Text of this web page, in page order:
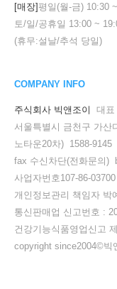
[매장]평일(월-금) 10:30 ~
토/일/공휴일 13:00 ~
(휴무:설날/추석 당일)
COMPANY INFO
주식회사 빅앤조이
대표
서울특별시 금천구 가산
노타운20차) 1588-9145
fax 수신차단(전화문의)
사업자번호107-86-03700
개인정보관리 책임자 박
통신판매업 신고번호 :
건강기능식품영업신고
copyright since2004©빅